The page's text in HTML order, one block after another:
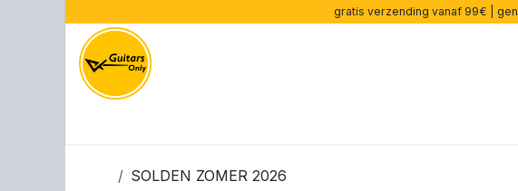
gratis verzending vanaf 99€ |
SOLDEN ZOMER 2026